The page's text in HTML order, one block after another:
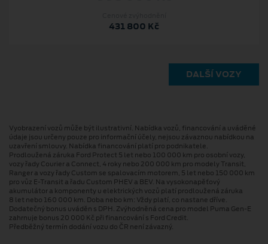
431 800 Kč
DALŠÍ VOZY
Vyobrazení vozů může být ilustrativní. Nabídka vozů, financování a uváděné
údaje jsou určeny pouze pro informační účely, nejsou závaznou nabídkou na
uzavření smlouvy. Nabídka financování platí pro podnikatele.
Prodloužená záruka Ford Protect 5 let nebo 100 000 km pro osobní vozy,
vozy řady Courier a Connect, 4 roky nebo 200 000 km pro modely Transit,
Ranger a vozy řady Custom se spalovacím motorem, 5 let nebo 150 000 km
pro vůz E-Transit a řadu Custom PHEV a BEV. Na vysokonapěťový
akumulátor a komponenty u elektrických vozů platí prodloužená záruka
8 let nebo 160 000 km. Doba nebo km: Vždy platí, co nastane dříve.
Dodatečný bonus uváděn s DPH. Zvýhodněná cena pro model Puma Gen⁠-⁠E
zahrnuje bonus 20 000 Kč při financování s Ford Credit.
Předběžný termín dodání vozu do ČR není závazný.